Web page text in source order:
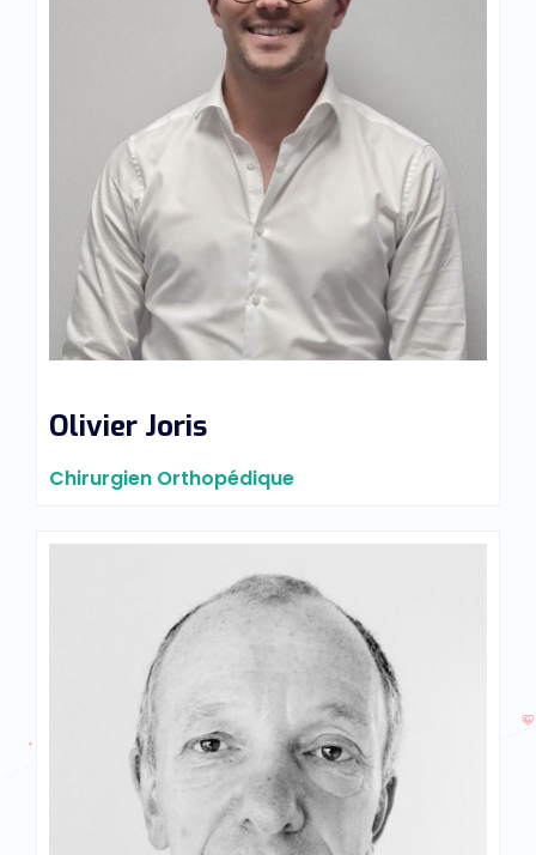
Olivier Joris
Chirurgien Orthopédique